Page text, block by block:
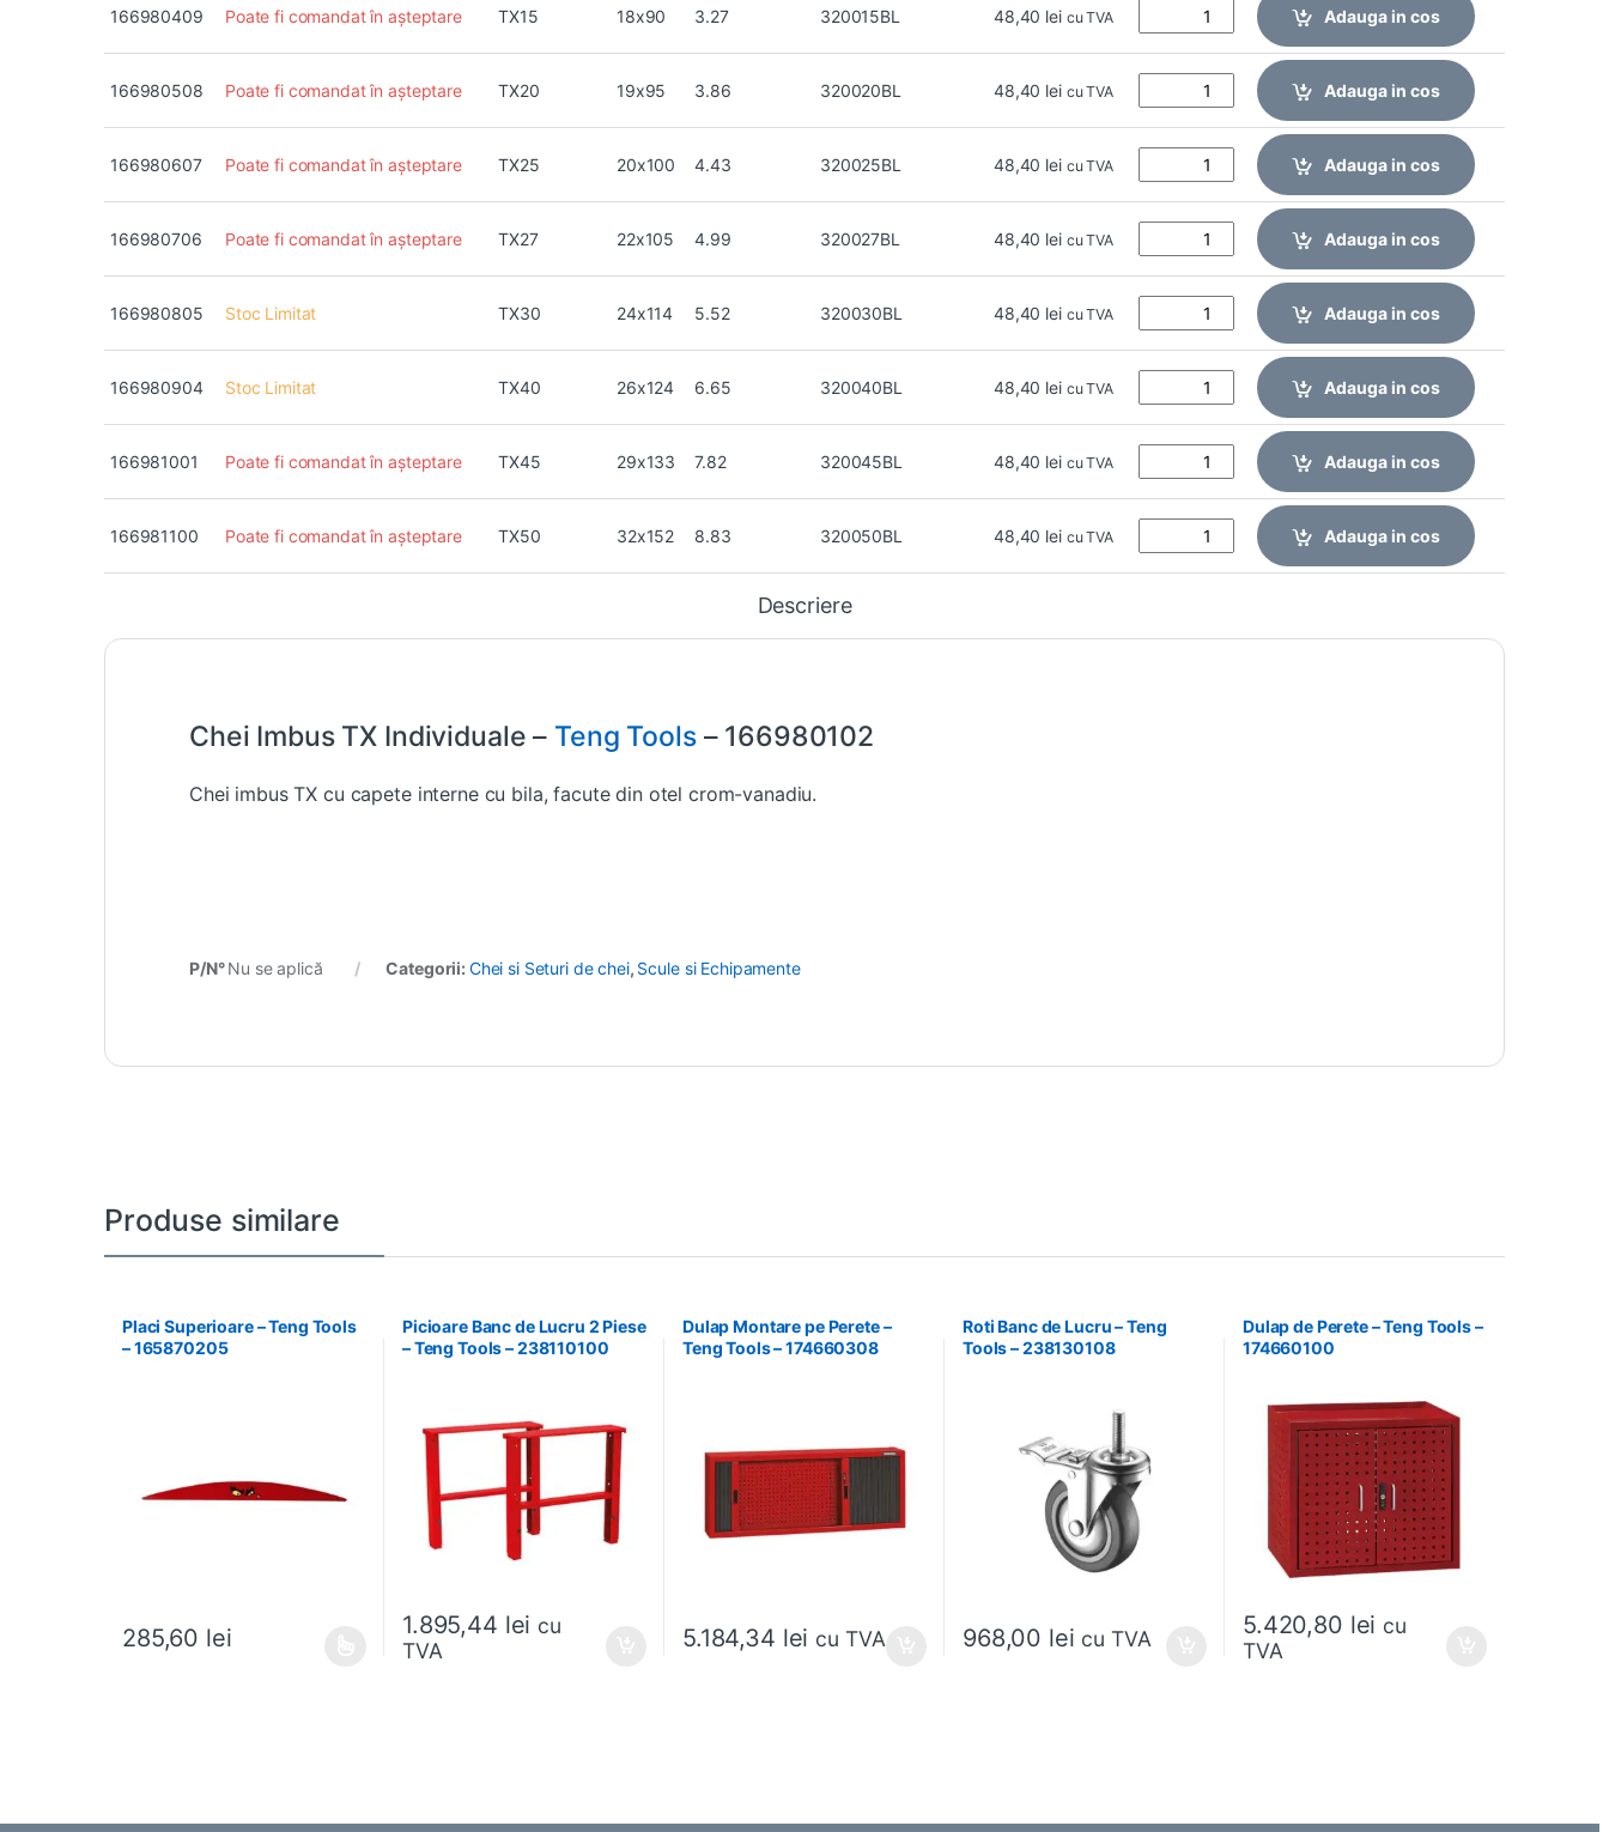
166980409 Poate fi comandat în așteptare TX15 18x90 3.27 320015BL 48,40 lei cu TVA Adauga in cos
166980508 Poate fi comandat în așteptare TX20 19x95 3.86 320020BL 48,40 lei cu TVA Adauga in cos
166980607 Poate fi comandat în așteptare TX25 20x100 4.43 320025BL 48,40 lei cu TVA Adauga in cos
166980706 Poate fi comandat în așteptare TX27 22x105 4.99 320027BL 48,40 lei cu TVA Adauga in cos
166980805 Stoc Limitat TX30 24x114 5.52 320030BL 48,40 lei cu TVA Adauga in cos
166980904 Stoc Limitat TX40 26x124 6.65 320040BL 48,40 lei cu TVA Adauga in cos
166981001 Poate fi comandat în așteptare TX45 29x133 7.82 320045BL 48,40 lei cu TVA Adauga in cos
166981100 Poate fi comandat în așteptare TX50 32x152 8.83 320050BL 48,40 lei cu TVA Adauga in cos
Descriere
Chei Imbus TX Individuale – Teng Tools– 166980102
Chei imbus TX cu capete interne cu bila, facute din otel crom-vanadiu.
P/N°Nu se aplică Categorii: Chei si Seturi de chei, Scule si Echipamente
Produse similare
Placi Superioare – Teng Tools
– 165870205
285,60 lei
Acest produs are mai multe variații. Opțiunile pot fi alese în pagina produsului.
Picioare Banc de Lucru 2 Piese
– Teng Tools – 238110100
1.895,44 lei cu
TVA
Dulap Montare pe Perete –
Teng Tools – 174660308
5.184,34 lei cu TVA
Roti Banc de Lucru – Teng
Tools – 238130108
968,00 lei cu TVA
Dulap de Perete – Teng Tools –
174660100
5.420,80 lei cu
TVA